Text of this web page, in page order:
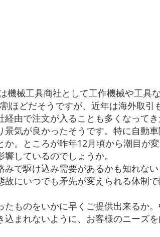
機械工具商社として工作機械や工具
ほどだそうですが、近年は海外取
経由で注文が入ることも多くなってき
気が良かったそうです。特に自動
か。ところが昨年12月頃から潮目が
しているのでしょうか。
みで駆け込み需要があるかも知れな
故にいつでも矛先が変えられる体制
ものをいかに早くご提供出来るか
込まれないように、お客様のニーズ